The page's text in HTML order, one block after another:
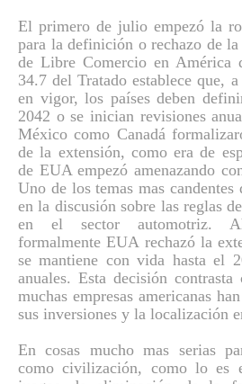
El primero de julio empezó la
para la definición o rechazo de
de Libre Comercio en América
34.7 del Tratado establece que,
en vigor, los países deben
2042 o se inician revisiones
México como Canadá
de la extensión, como era de
de EUA empezó amenazando
Uno de los temas mas candentes
en la discusión sobre las reglas
en el sector automotriz.
formalmente EUA rechazó la
se mantiene con vida hasta el
anuales. Esta decisión
muchas empresas americanas
sus inversiones y la localización
En cosas mucho mas serias
como civilización, como lo es